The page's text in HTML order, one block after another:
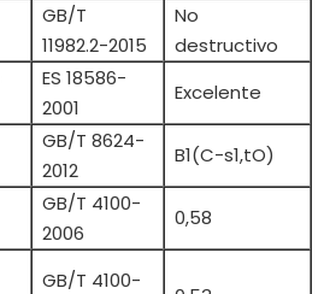
GB/T
11982.2-2015
No
destructivo
ES 18586-
2001
Excelente
GB/T 8624-
2012
B1(C-s1,tO)
GB/T 4100-
2006
0,58
GB/T 4100-